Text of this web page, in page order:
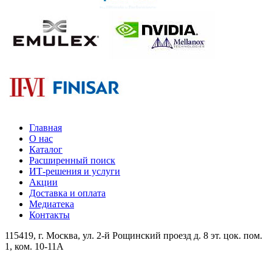
Главная
О нас
Каталог
Расширенный поиск
ИТ-решения и услуги
Акции
Доставка и оплата
Медиатека
Контакты
115419, г. Москва, ул. 2-й Рощинский проезд д. 8 эт. цок. пом.
1, ком. 10-11А